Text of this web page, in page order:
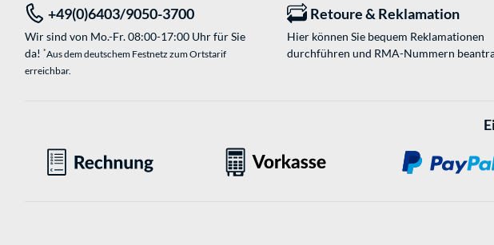
+49(0)6403/9050-3700
Wir sind von Mo.-Fr. 08:00-17:00 Uhr für Sie
da! *Aus dem deutschem Festnetz zum Ortstarif
erreichbar.
Retoure & Reklamation
Hier können Sie bequem Reklamationen
durchführen und RMA-Nummern